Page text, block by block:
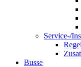
Service-/
Busse